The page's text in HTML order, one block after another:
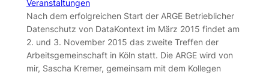
Veranstaltungen
Nach dem erfolgreichen Start der ARGE Betrieblicher
Datenschutz von DataKontext im März 2015 findet am
2. und 3. November 2015 das zweite Treffen der
Arbeitsgemeinschaft in Köln statt. Die ARGE wird von
mir, Sascha Kremer, gemeinsam mit dem Kollegen